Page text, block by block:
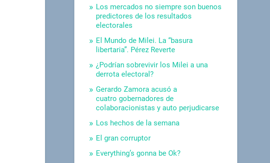
Los mercados no siempre son buenos
predictores de los resultados
electorales
El Mundo de Milei. La “basura
libertaria”. Pérez Reverte
¿Podrían sobrevivir los Milei a una
derrota electoral?
Gerardo Zamora acusó a
cuatro gobernadores de
colaboracionistas y auto perjudicarse
Los hechos de la semana
El gran corruptor
Everything’s gonna be Ok?